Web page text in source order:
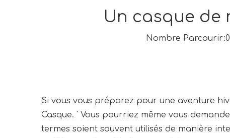
Un casque de
Nombre Parcourir:0
Si vous vous préparez pour une aventure
Casque. ' Vous pourriez même vous
termes soient souvent utilisés de manière